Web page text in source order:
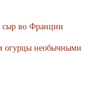
сыр во Франции
огурцы необычными